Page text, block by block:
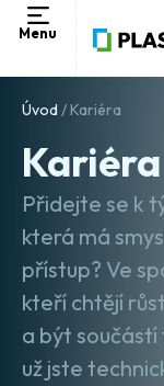
Menu
Úvod /Kariéra
Kariéra
Přidejte se k
která má
přístup? Ve
kteří chtějí
a být
už jste